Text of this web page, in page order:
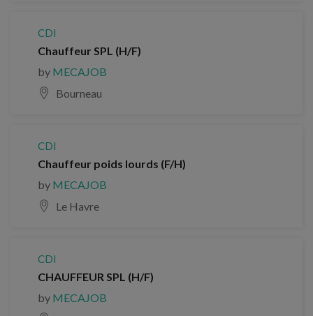
CDI
Chauffeur SPL (H/F)
by MECAJOB
Bourneau
CDI
Chauffeur poids lourds (F/H)
by MECAJOB
Le Havre
CDI
CHAUFFEUR SPL (H/F)
by MECAJOB